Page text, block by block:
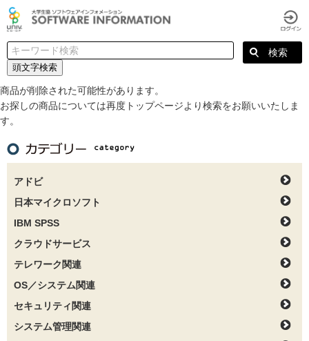
頭文字検索
商品が削除された可能性があります。
お探しの商品については再度トップページより検索をお願いいたしま
す。
アドビ
日本マイクロソフト
IBM SPSS
クラウドサービス
テレワーク関連
OS／システム関連
セキュリティ関連
システム管理関連